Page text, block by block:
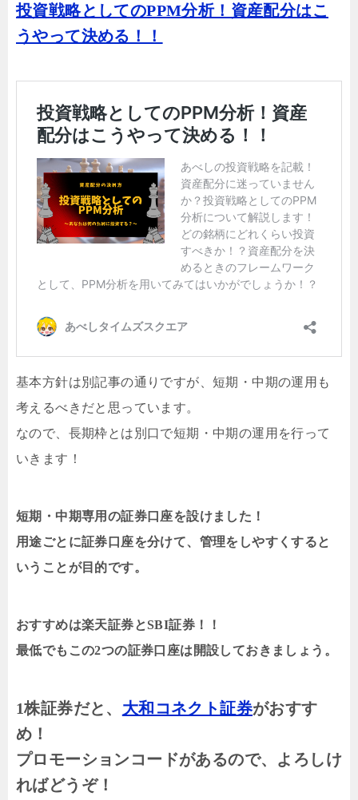
投資戦略としてのPPM分析！資産配分はこ
うやって決める！！
基本方針は別記事の通りですが、短期・中期の運用も
考えるべきだと思っています。
なので、長期枠とは別口で短期・中期の運用を行って
いきます！
短期・中期専用の証券口座を設けました！
用途ごとに証券口座を分けて、管理をしやすくすると
いうことが目的です。
おすすめは楽天証券とSBI証券！！
最低でもこの2つの証券口座は開設しておきましょう。
1株証券だと、 大和コネクト証券がおすす
め！
プロモーションコードがあるので、よろしけ
ればどうぞ！